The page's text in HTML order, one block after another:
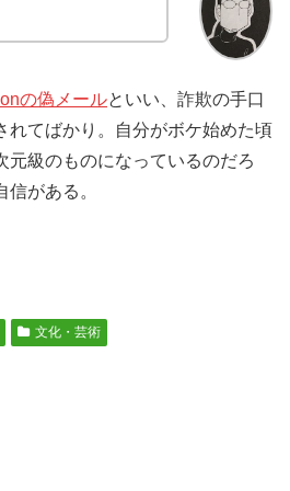
の偽メールといい、詐欺の手口
れてばかり。自分がボケ始めた頃
元級のものになっているのだろ
がある。
文化・芸術